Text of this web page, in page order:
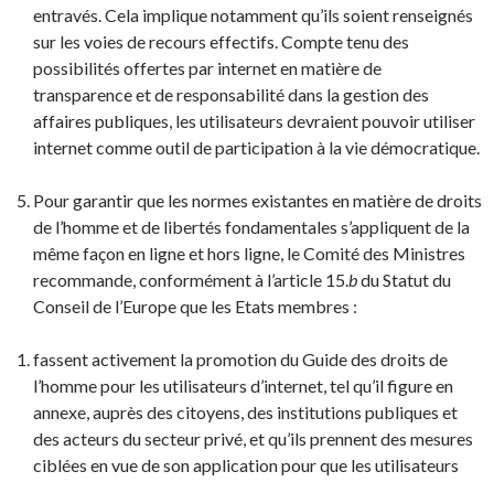
entravés. Cela implique notamment qu’ils soient renseignés
sur les voies de recours effectifs. Compte tenu des
possibilités offertes par internet en matière de
transparence et de responsabilité dans la gestion des
affaires publiques, les utilisateurs devraient pouvoir utiliser
internet comme outil de participation à la vie démocratique.
Pour garantir que les normes existantes en matière de droits
de l’homme et de libertés fondamentales s’appliquent de la
même façon en ligne et hors ligne, le Comité des Ministres
recommande, conformément à l’article 15.bdu Statut du
Conseil de l’Europe que les Etats membres :
fassent activement la promotion du Guide des droits de
l’homme pour les utilisateurs d’internet, tel qu’il figure en
annexe, auprès des citoyens, des institutions publiques et
des acteurs du secteur privé, et qu’ils prennent des mesures
ciblées en vue de son application pour que les utilisateurs